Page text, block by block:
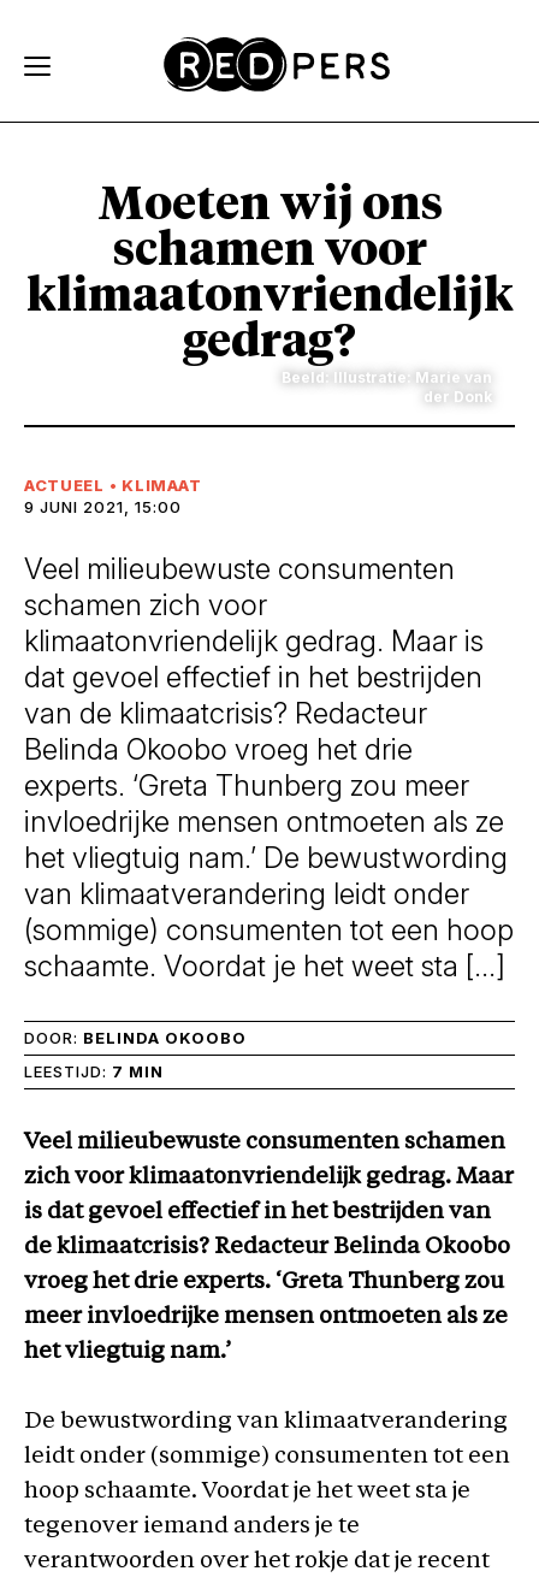
Moeten wij ons
schamen voor
klimaatonvriendelijk
gedrag?
Beeld: Illustratie: Marie van
der Donk
ACTUEEL • KLIMAAT
9 JUNI 2021, 15:00
Veel milieubewuste consumenten
schamen zich voor
klimaatonvriendelijk gedrag. Maar is
dat gevoel effectief in het bestrijden
van de klimaatcrisis? Redacteur
Belinda Okoobo vroeg het drie
experts. ‘Greta Thunberg zou meer
invloedrijke mensen ontmoeten als ze
het vliegtuig nam.’ De bewustwording
van klimaatverandering leidt onder
(sommige) consumenten tot een hoop
schaamte. Voordat je het weet sta […]
DOOR: BELINDA OKOOBO
LEESTIJD: 7 MIN
Veel milieubewuste consumenten schamen
zich voor klimaatonvriendelijk gedrag. Maar
is dat gevoel effectief in het bestrijden van
de klimaatcrisis? Redacteur Belinda Okoobo
vroeg het drie experts. ‘Greta Thunberg zou
meer invloedrijke mensen ontmoeten als ze
het vliegtuig nam.’
De bewustwording van klimaatverandering
leidt onder (sommige) consumenten tot een
hoop schaamte. Voordat je het weet sta je
tegenover iemand anders je te
verantwoorden over het rokje dat je recent